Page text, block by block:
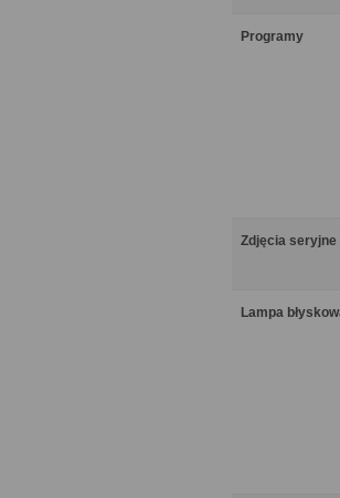
Programy
Zdjęcia seryjne
Lampa